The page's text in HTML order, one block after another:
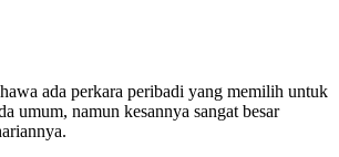
ada perkara peribadi yang memilih untuk
umum, namun kesannya sangat besar